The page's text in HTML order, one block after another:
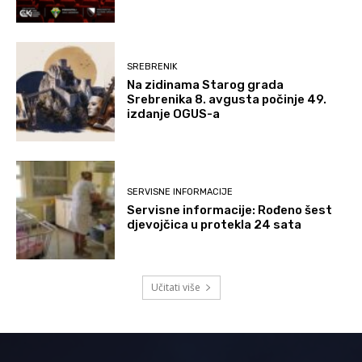
SREBRENIK
Na zidinama Starog grada
Srebrenika 8. avgusta počinje 49.
izdanje OGUS-a
SERVISNE INFORMACIJE
Servisne informacije: Rođeno šest
djevojčica u protekla 24 sata
Učitati više